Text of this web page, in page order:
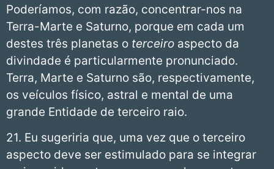
Poderíamos, com razão, concentrar-nos na
Terra-Marte e Saturno, porque em cada um
destes três planetas o terceiro aspecto da
divindade é particularmente pronunciado.
Terra, Marte e Saturno são, respectivamente,
os veículos físico, astral e mental de uma
grande Entidade de terceiro raio.
21. Eu sugeriria que, uma vez que o terceiro
aspecto deve ser estimulado para se integrar